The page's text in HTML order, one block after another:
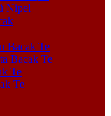
Nipel
Bacak Te
Bacak Te
Te
Te